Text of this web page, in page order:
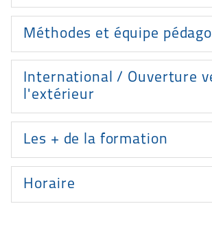
Méthodes et équipe
International / Ouverture
l'extérieur
Les + de la formation
Horaire